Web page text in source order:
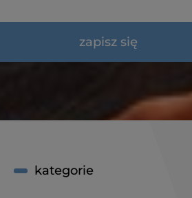
zapisz się
kategorie